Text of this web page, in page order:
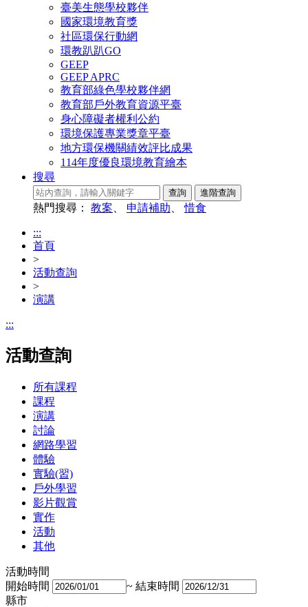
臺美生態學校夥伴
國家環境教育獎
社區環保行動網
環教趴趴GO
GEEP
GEEP APRC
教育部綠色學校夥伴網
教育部戶外教育資源平臺
身心障礙者權利公約
環境保護專業獎章平臺
地方環保機關績效評比成果
114年度優良環境教育繪本
搜尋
熱門搜尋： 教案 申請補助 、惜食
:::
首頁
>
活動查詢
>
演講
:::
活動查詢
所有課程
課程
演講
討論
網路學習
體驗
實驗(習)
戶外學習
影片觀賞
實作
活動
其他
活動時間
開始時間
~ 結束時間
縣市